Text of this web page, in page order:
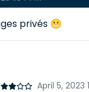
privés 😬
April 5, 2023